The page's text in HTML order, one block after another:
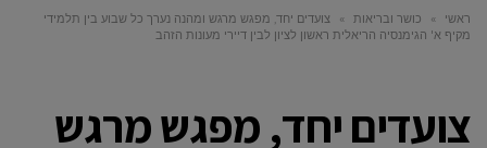
ראשי » כושר ובריאות »
צועדים יחד, מפגש מרגש ומהנה נערך כל שבוע בין תלמידי
מקיף א' הגימנסיה הריאלית ראשון לציון לבין דיירי מעונות הזהב
צועדים יחד, מפגש מרגש